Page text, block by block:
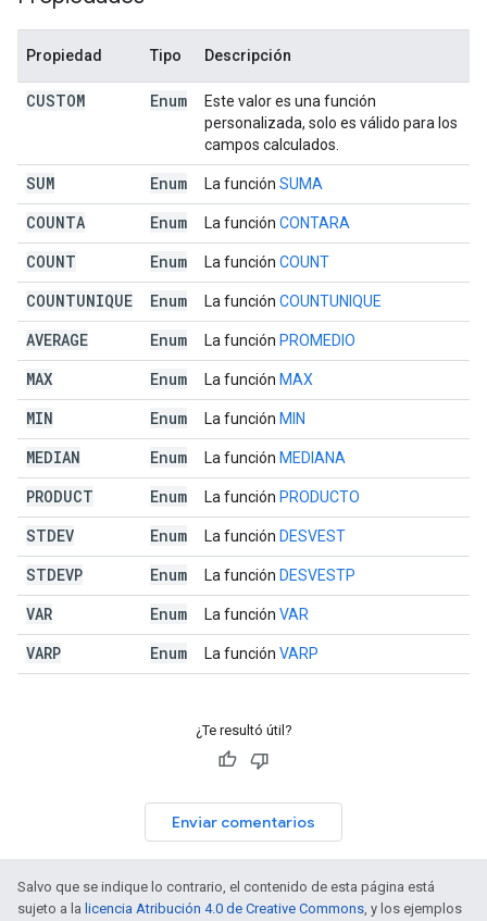
Propiedad Tipo Descripción
CUSTOM Enum
Este valor es una función
personalizada, solo es válido para los
campos calculados.
SUM Enum La función SUMA
COUNTA Enum La función CONTARA
COUNT Enum La función COUNT
COUNTUNIQUE Enum La función COUNTUNIQUE
AVERAGE Enum La función PROMEDIO
MAX Enum La función MAX
MIN Enum La función MIN
MEDIAN Enum La función MEDIANA
PRODUCT Enum La función PRODUCTO
STDEV Enum La función DESVEST
STDEVP Enum La función DESVESTP
VAR Enum La función VAR
VARP Enum La función VARP
¿Te resultó útil?
Enviar comentarios
Salvo que se indique lo contrario, el contenido de esta página está
sujeto a la licencia Atribución 4.0 de Creative Commons, y los ejemplos